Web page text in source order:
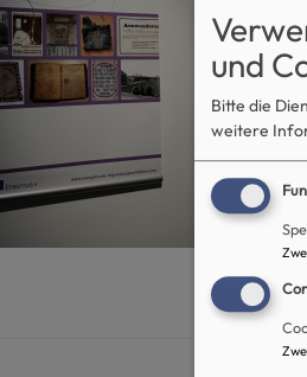
und
Bitte die
weitere